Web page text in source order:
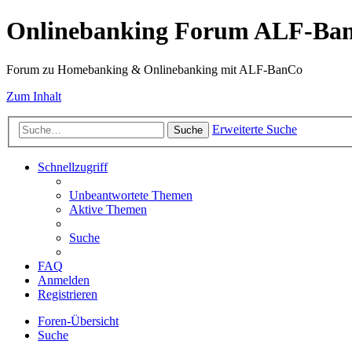
Onlinebanking Forum ALF-
Forum zu Homebanking & Onlinebanking mit ALF-BanCo
Zum Inhalt
Suche Erweiterte Suche
Schnellzugriff
Unbeantwortete Themen
Aktive Themen
Suche
FAQ
Anmelden
Registrieren
Foren-Übersicht
Suche